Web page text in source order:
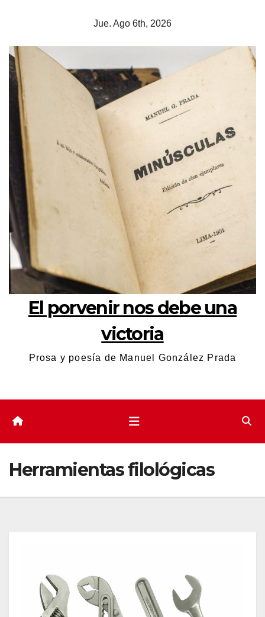
Jue. Ago 6th, 2026
El porvenir nos debe una
victoria
Prosa y poesía de Manuel González Prada
Herramientas filológicas